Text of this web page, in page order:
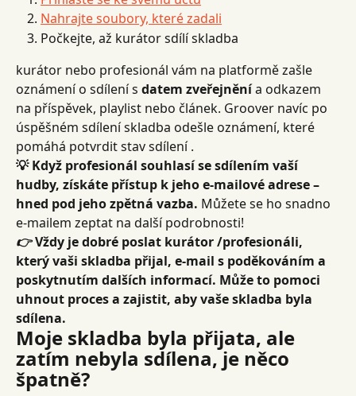
Nahrajte soubory, které zadali
Počkejte, až kurátor sdílí skladba
kurátor nebo profesionál vám na platformě zašle
oznámení o sdílení s datem zveřejnění a odkazem
na příspěvek, playlist nebo článek. Groover navíc po
úspěšném sdílení skladba odešle oznámení, které
pomáhá potvrdit stav sdílení .
💡 Když profesionál souhlasí se sdílením vaší
hudby, získáte přístup k jeho e-mailové adrese –
hned pod jeho zpětná vazba. Můžete se ho snadno
e-mailem zeptat na další podrobnosti!
👉 Vždy je dobré poslat kurátor /profesionáli,
který vaši skladba přijal, e-mail s poděkováním a
poskytnutím dalších informací. Může to pomoci
uhnout proces a zajistit, aby vaše skladba byla
sdílena.
Moje skladba byla přijata, ale
zatím nebyla sdílena, je něco
špatně?